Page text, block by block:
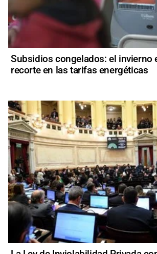
Subsidios congelados: el invierno
recorte en las tarifas energéticas